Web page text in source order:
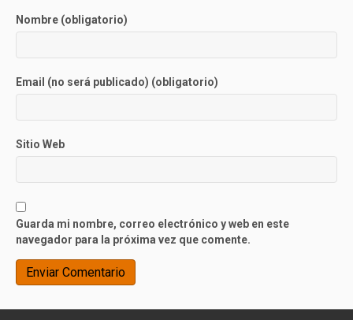
Nombre (obligatorio)
Email (no será publicado) (obligatorio)
Sitio Web
Guarda mi nombre, correo electrónico y web en este
navegador para la próxima vez que comente.